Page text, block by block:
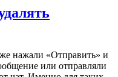
нажали «Отправить» и
или отправляли